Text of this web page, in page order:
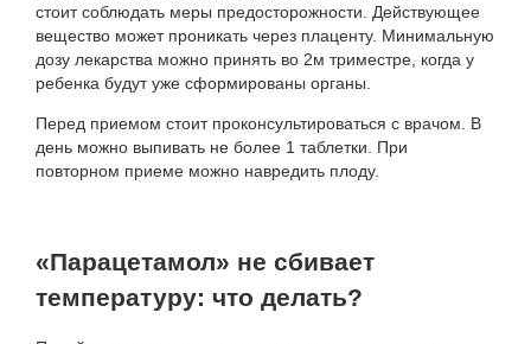
стоит соблюдать меры предосторожности. Действующее
вещество может проникать через плаценту. Минимальную
дозу лекарства можно принять во 2м триместре, когда у
ребенка будут уже сформированы органы.
Перед приемом стоит проконсультироваться с врачом. В
день можно выпивать не более 1 таблетки. При
повторном приеме можно навредить плоду.
«Парацетамол» не сбивает
температуру: что делать?